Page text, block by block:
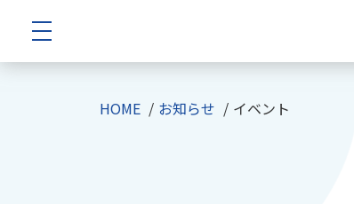
HOME お知らせ イベント